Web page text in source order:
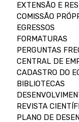
EXTENSÃO E
COMISSÃO
EGRESSOS
FORMATURAS
PERGUNTAS
CENTRAL DE
CADASTRO DO
BIBLIOTECAS
REVISTA
PLANO DE